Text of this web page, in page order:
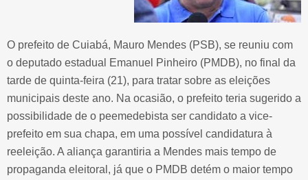
O prefeito de Cuiabá, Mauro Mendes (PSB), se reuniu com
o deputado estadual Emanuel Pinheiro (PMDB), no final da
tarde de quinta-feira (21), para tratar sobre as eleições
municipais deste ano. Na ocasião, o prefeito teria sugerido a
possibilidade de o peemedebista ser candidato a vice-
prefeito em sua chapa, em uma possível candidatura à
reeleição. A aliança garantiria a Mendes mais tempo de
propaganda eleitoral, já que o PMDB detém o maior tempo